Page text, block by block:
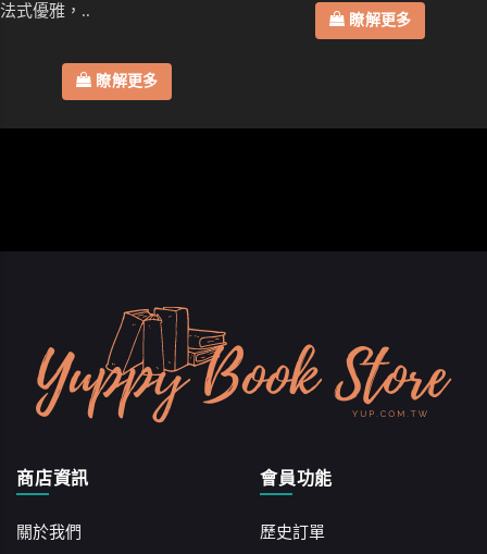
法式優雅，..
瞭解更多
瞭解更多
商店資訊
關於我們
會員功能
歷史訂單